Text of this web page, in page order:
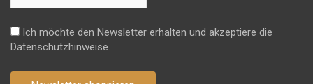
Ich möchte den Newsletter erhalten und akzeptiere die
Datenschutzhinweise.